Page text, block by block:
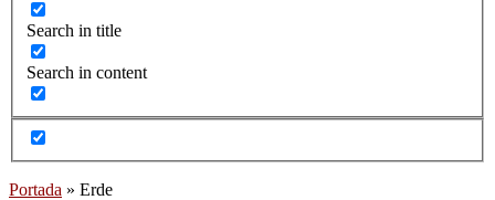
Search in title
Search in content
Portada » Erde